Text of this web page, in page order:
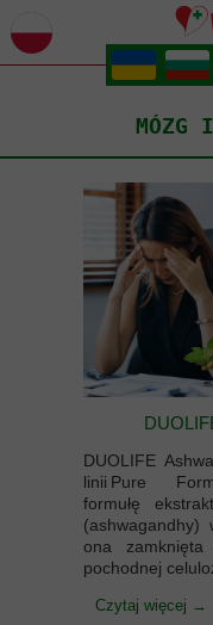
.
.
MÓZG
DUOLIFE
linii Pure
formułę
(ashwagandhy)
ona zamknięta
pochodnej
Czytaj więcej →